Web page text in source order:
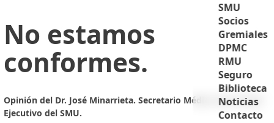
SMU
Socios
Gremiales
DPMC
RMU
Seguro
Biblioteca
Noticias
Contacto
No estamos
conformes.
Opinión del Dr. José Minarrieta. Secretario Médico del Comité
Ejecutivo del SMU.